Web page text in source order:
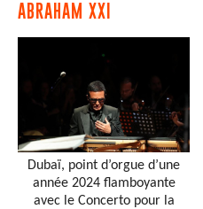
ABRAHAM XXI
Dubaï, point d’orgue d’une
année 2024 flamboyante
avec le Concerto pour la